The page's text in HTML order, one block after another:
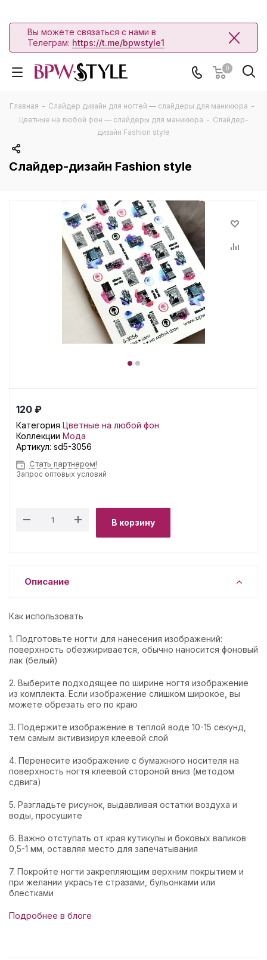
Вы можете связаться с нами в
Телеграм: https://t.me/bpwstyle1
0
Главная - Слайдер дизайн для ногтей — слайдеры для маникюра -
Цветные на любой фон — слайдеры для маникюра - Слайдер-
дизайн Fashion style
Слайдер-дизайн Fashion style
120 ₽
Категория Цветные на любой фон
Коллекции Мода
Артикул: sd5-3056
Стать партнером!
Запрос оптовых условий
В корзину
Описание
Как использовать
1. Подготовьте ногти для нанесения изображений:
поверхность обезжиривается, обычно наносится фоновый
лак (белый)
2. Выберите подходящее по ширине ногтя изображение
из комплекта. Если изображение слишком широкое, вы
можете обрезать его по краю
3. Подержите изображение в теплой воде 10-15 секунд,
тем самым активизируя клеевой слой
4. Перенесите изображение с бумажного носителя на
поверхность ногтя клеевой стороной вниз (методом
сдвига)
5. Разгладьте рисунок, выдавливая остатки воздуха и
воды, просушите
6. Важно отступать от края кутикулы и боковых валиков
0,5-1 мм, оставляя место для запечатывания
7. Покройте ногти закрепляющим верхним покрытием и
при желании украсьте стразами, бульонками или
блестками
Подробнее в блоге